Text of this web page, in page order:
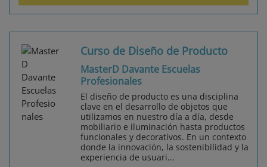
Curso de Diseño de Producto
MasterD Davante Escuelas
Profesionales
El diseño de producto es una disciplina
clave en el desarrollo de objetos que
utilizamos en nuestro día a día, desde
mobiliario e iluminación hasta productos
funcionales y decorativos. En un contexto
donde la innovación, la sostenibilidad y la
experiencia de usuari...